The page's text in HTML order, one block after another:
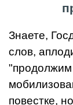
Знаете,
слов,
повестке,